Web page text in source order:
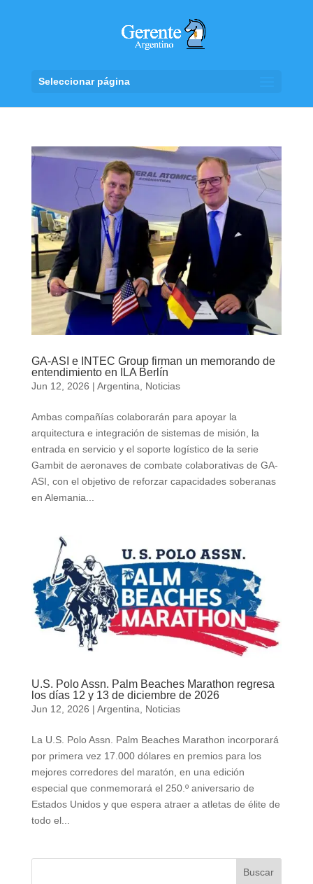
Seleccionar página
GA-ASI e INTEC Group firman un memorando de
entendimiento en ILA Berlín
Jun 12, 2026 | Argentina Noticias
Ambas compañías colaborarán para apoyar la
arquitectura e integración de sistemas de misión, la
entrada en servicio y el soporte logístico de la serie
Gambit de aeronaves de combate colaborativas de GA-
ASI, con el objetivo de reforzar capacidades soberanas
en Alemania...
U.S. Polo Assn. Palm Beaches Marathon regresa
los días 12 y 13 de diciembre de 2026
Jun 12, 2026 | Argentina, Noticias
La U.S. Polo Assn. Palm Beaches Marathon incorporará
por primera vez 17.000 dólares en premios para los
mejores corredores del maratón, en una edición
especial que conmemorará el 250.º aniversario de
Estados Unidos y que espera atraer a atletas de élite de
todo el...